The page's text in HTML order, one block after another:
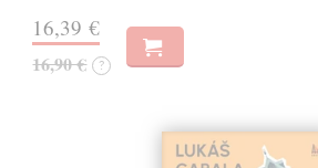
16,39 €
16,90 € ?